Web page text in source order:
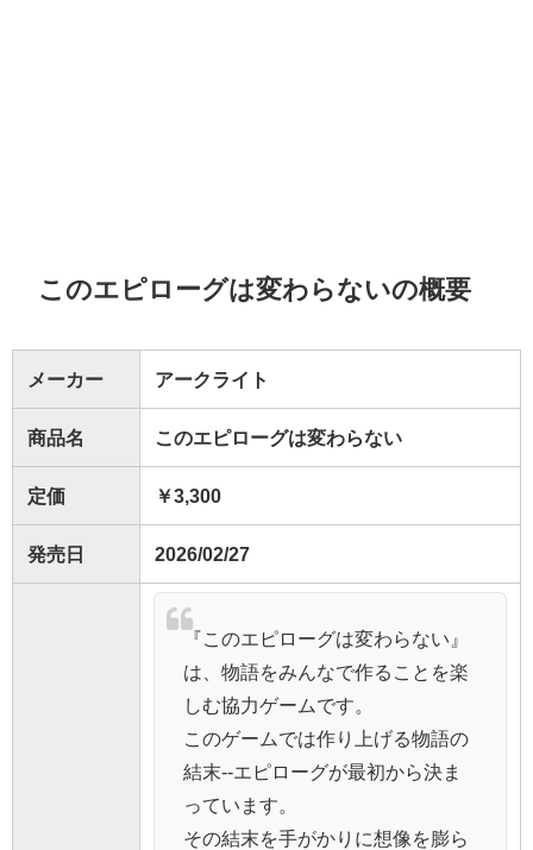
このエピローグは変わらないの概要
メーカー アークライト
商品名 このエピローグは変わらない
定価 ￥3,300
発売日 2026/02/27
『このエピローグは変わらない』
は、物語をみんなで作ることを楽
しむ協力ゲームです。
このゲームでは作り上げる物語の
結末--エピローグが最初から決ま
っています。
その結末を手がかりに想像を膨ら